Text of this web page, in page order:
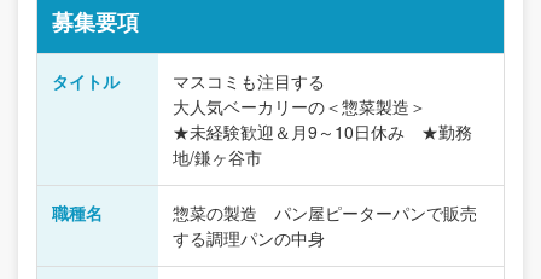
募集要項
タイトル
マスコミも注目する
大人気ベーカリーの＜惣菜製造＞
★未経験歓迎＆月9～10日休み ★勤務
地/鎌ヶ谷市
職種名
惣菜の製造 パン屋ピーターパンで販売
する調理パンの中身